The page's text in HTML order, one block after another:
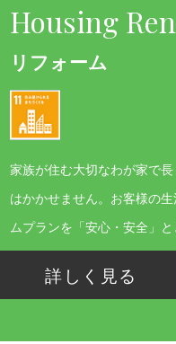
Housing
リフォーム
家族が住む大切なわが家で
はかかせません。お客様の
ムプランを「安心・安全」と
詳しく見る